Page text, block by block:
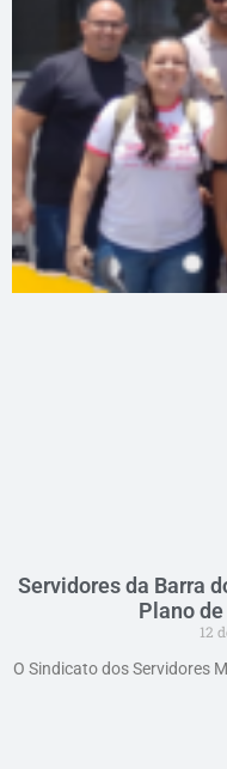
Servidores da Barra
Plano
12
O Sindicato dos Servidores